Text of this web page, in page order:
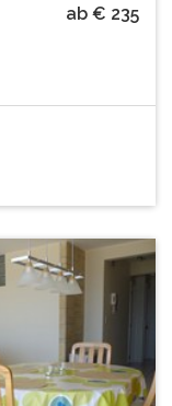
ab € 235